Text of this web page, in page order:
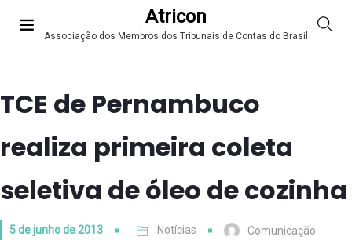
Atricon
Associação dos Membros dos Tribunais de Contas do Brasil
TCE de Pernambuco
realiza primeira coleta
seletiva de óleo de cozinha
5 de junho de 2013 Notícias Comunicação